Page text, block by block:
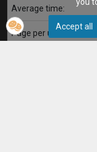
Average time:
Page per user:
Accept all